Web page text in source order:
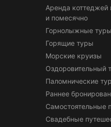
Аренда коттеджей
и помесячно
Горнолыжные туры
Горящие туры
Морские круизы
Оздоровительный
Паломнические
Раннее
Самостоятельные
Свадебные